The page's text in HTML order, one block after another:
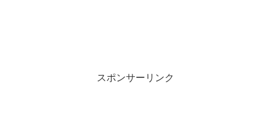
スポンサーリンク